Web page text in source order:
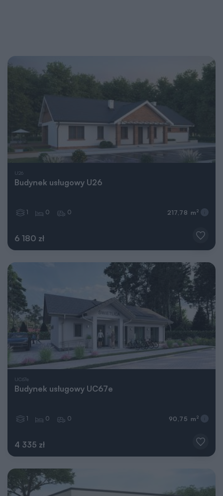
U26
Budynek usługowy U26
6 180 zł
1 0 0 217,78 m 2
UC67e
Budynek usługowy UC67e
4 335 zł
1 0 0 90,75 m 2